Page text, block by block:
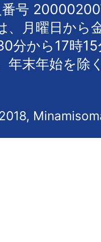
号
、月曜日から
分から17時
年末年始を除